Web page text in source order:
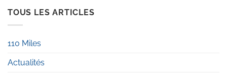
TOUS LES ARTICLES
110 Miles
Actualités